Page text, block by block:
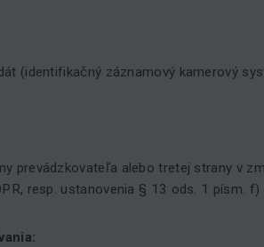
(identifikačný záznamový kamerový
prevádzkovateľa alebo tretej strany v
resp. ustanovenia § 13 ods. 1 písm.